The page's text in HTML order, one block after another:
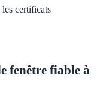
les certificats
fenêtre fiable à